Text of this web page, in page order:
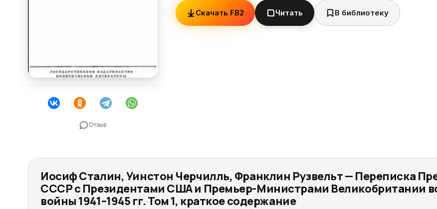
Отзыв
Скачать FB2 Читать В библиотеку
Иосиф Сталин, Уинстон Черчилль, Франклин Рузвельт — Переписка
СССР с Президентами США и Премьер-Министрами Великобритании
войны 1941–1945 гг. Том 1, краткое содержание